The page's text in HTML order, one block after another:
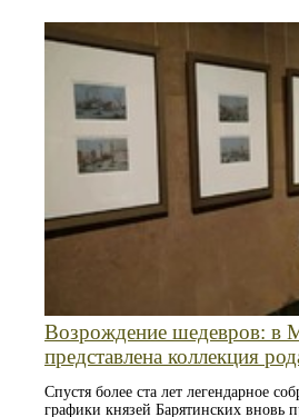
Возрождение шедевров: в
представлена коллекция
Спустя более ста лет легендарное
графики князей Барятинских вновь